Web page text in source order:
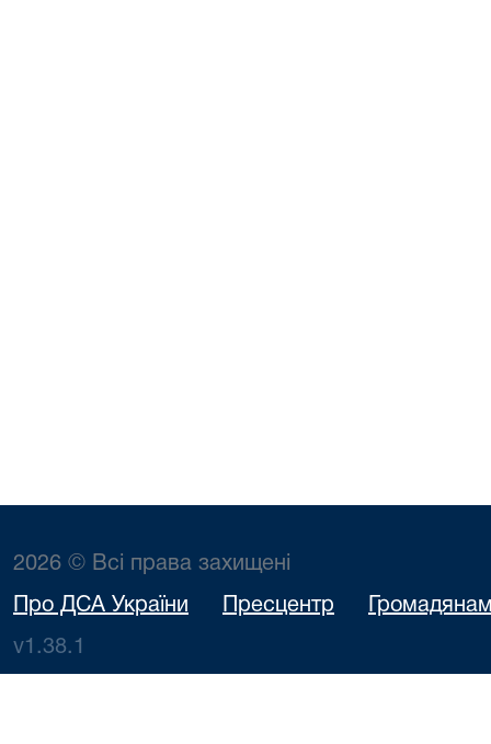
2026 © Всі права захищені
Про ДСА України Пресцентр
v1.38.1